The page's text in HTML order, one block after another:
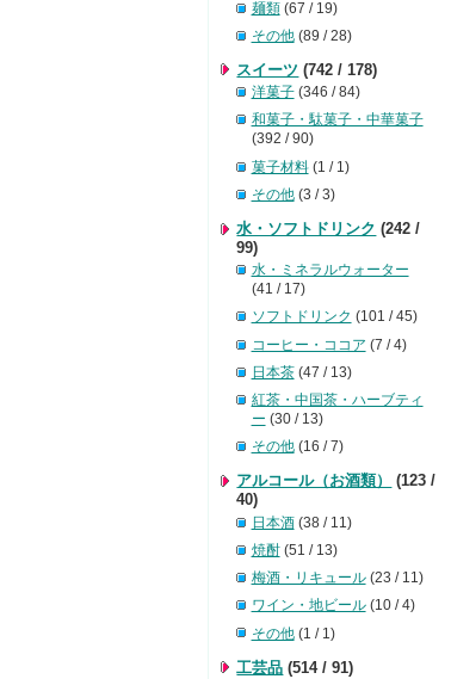
麺類(67 / 19)
その他(89 / 28)
スイーツ (742 / 178)
洋菓子(346 / 84)
和菓子・駄菓子・中華菓子
(392 / 90)
菓子材料(1 / 1)
その他(3 / 3)
水・ソフトドリンク (242 /
99)
水・ミネラルウォーター
(41 / 17)
ソフトドリンク (101 / 45)
コーヒー・ココア (7 / 4)
日本茶(47 / 13)
紅茶・中国茶・ハーブティ
ー (30 / 13)
その他(16 / 7)
アルコール（お酒類）
(123 /
40)
日本酒(38 / 11)
焼酎(51 / 13)
梅酒・リキュール(23 / 11)
ワイン・地ビール(10 / 4)
その他(1 / 1)
工芸品 (514 / 91)